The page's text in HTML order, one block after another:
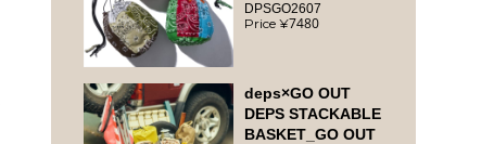
DPSGO2607
7480
deps×GO OUT
DEPS STACKABLE
BASKET_GO OUT